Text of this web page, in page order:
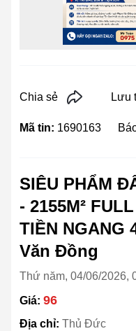
Chia sẻ Lưu
Mã tin: 1690163
SIÊU PHẨM
- 2155M²
TIỀN NGANG
Văn Đồng
Thứ năm, 04/06/2026,
Giá: 96
Địa chỉ: Thủ Đức